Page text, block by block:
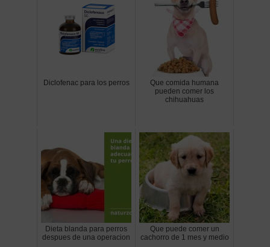
Diclofenac para los perros
Que comida humana
pueden comer los
chihuahuas
Dieta blanda para perros
despues de una operacion
Que puede comer un
cachorro de 1 mes y medio